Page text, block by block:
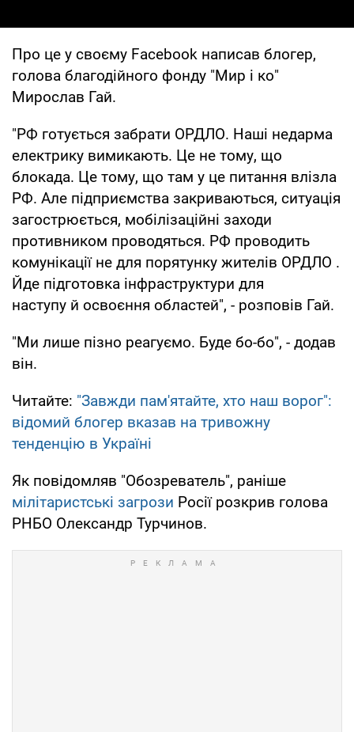
Про це у своєму Facebook написав блогер,
голова благодійного фонду "Мир і ко"
Мирослав Гай.
"РФ готується забрати ОРДЛО. Наші недарма
електрику вимикають. Це не тому, що
блокада. Це тому, що там у це питання влізла
РФ. Але підприємства закриваються, ситуація
загострюється, мобілізаційні заходи
противником проводяться. РФ проводить
комунікації не для порятунку жителів ОРДЛО .
Йде підготовка інфраструктури для
наступу й освоєння областей", - розповів Гай.
"Ми лише пізно реагуємо. Буде бо-бо", - додав
він.
Читайте: "Завжди пам'ятайте, хто наш ворог":
відомий блогер вказав на тривожну
тенденцію в Україні
Як повідомляв "Обозреватель", раніше
мілітаристські загрози Росії розкрив голова
РНБО Олександр Турчинов.